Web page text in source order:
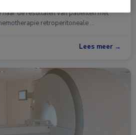
de resultaten van patiënten met
retroperitoneale …
Lees meer →